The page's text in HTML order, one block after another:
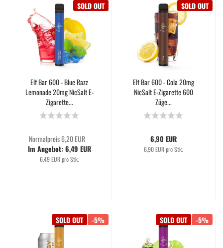
SOLD OUT
Elf Bar 600 - Blue Razz
Lemonade 20mg NicSalt E-
Zigarette...
Normalpreis 6,20 EUR
Im Angebot: 6,49 EUR
6,49 EUR pro Stk.
SOLD OUT
Elf Bar 600 - Cola 20mg
NicSalt E-Zigarette 600
Züge...
6,90 EUR
6,90 EUR pro Stk.
SOLD OUT -5% SOLD OUT -5%